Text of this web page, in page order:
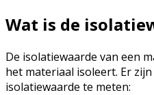
Wat is de
De isolatiewaarde van een
het materiaal isoleert. Er
isolatiewaarde te meten: